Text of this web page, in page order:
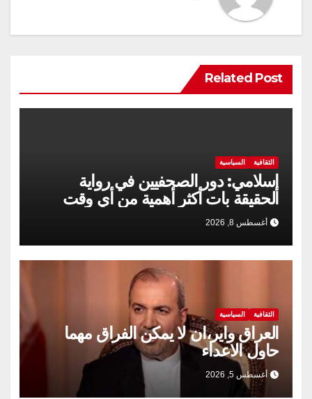
Related Post
الثقافية السياسية
إسلامي: دور الصحفيين في رواية
الحقيقة بات أكثر أهمية من أي وقت
مضى
أغسطس 8, 2026
الثقافية السياسية
العراق واير،ان لا يمكن الفراق مهما
حاول الاعداء
أغسطس 5, 2026